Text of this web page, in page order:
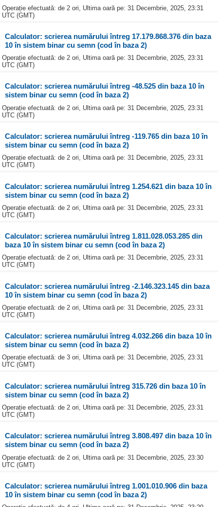
Operație efectuată: de 2 ori, Ultima oară pe: 31 Decembrie, 2025, 23:31
UTC (GMT)
Calculator: scrierea numărului întreg 17.179.868.376 din baza
10 în sistem binar cu semn (cod în baza 2)
Operație efectuată: de 2 ori, Ultima oară pe: 31 Decembrie, 2025, 23:31
UTC (GMT)
Calculator: scrierea numărului întreg -48.525 din baza 10 în
sistem binar cu semn (cod în baza 2)
Operație efectuată: de 2 ori, Ultima oară pe: 31 Decembrie, 2025, 23:31
UTC (GMT)
Calculator: scrierea numărului întreg -119.765 din baza 10 în
sistem binar cu semn (cod în baza 2)
Operație efectuată: de 2 ori, Ultima oară pe: 31 Decembrie, 2025, 23:31
UTC (GMT)
Calculator: scrierea numărului întreg 1.254.621 din baza 10 în
sistem binar cu semn (cod în baza 2)
Operație efectuată: de 2 ori, Ultima oară pe: 31 Decembrie, 2025, 23:31
UTC (GMT)
Calculator: scrierea numărului întreg 1.811.028.053.285 din
baza 10 în sistem binar cu semn (cod în baza 2)
Operație efectuată: de 2 ori, Ultima oară pe: 31 Decembrie, 2025, 23:31
UTC (GMT)
Calculator: scrierea numărului întreg -2.146.323.145 din baza
10 în sistem binar cu semn (cod în baza 2)
Operație efectuată: de 2 ori, Ultima oară pe: 31 Decembrie, 2025, 23:31
UTC (GMT)
Calculator: scrierea numărului întreg 4.032.266 din baza 10 în
sistem binar cu semn (cod în baza 2)
Operație efectuată: de 3 ori, Ultima oară pe: 31 Decembrie, 2025, 23:31
UTC (GMT)
Calculator: scrierea numărului întreg 315.726 din baza 10 în
sistem binar cu semn (cod în baza 2)
Operație efectuată: de 2 ori, Ultima oară pe: 31 Decembrie, 2025, 23:31
UTC (GMT)
Calculator: scrierea numărului întreg 3.808.497 din baza 10 în
sistem binar cu semn (cod în baza 2)
Operație efectuată: de 2 ori, Ultima oară pe: 31 Decembrie, 2025, 23:30
UTC (GMT)
Calculator: scrierea numărului întreg 1.001.010.906 din baza
10 în sistem binar cu semn (cod în baza 2)